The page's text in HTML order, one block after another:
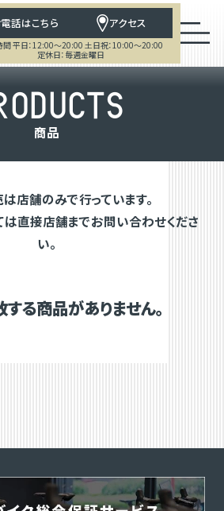
話はこちら アクセス
間 平日：12:00～20:00 土日祝：10:00～20:00
定休日：毎週金曜日
ODUCTS
商品
店舗のみで行っています。
直接店舗までお問い合わせくださ
い。
る商品がありません。